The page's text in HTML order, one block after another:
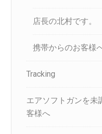
店長の北村です。
携帯からのお客様
Tracking
エアソフトガンを未
客様へ